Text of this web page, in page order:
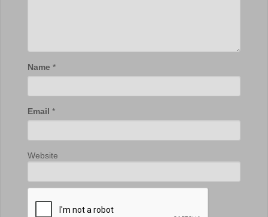
Name *
Email *
Website